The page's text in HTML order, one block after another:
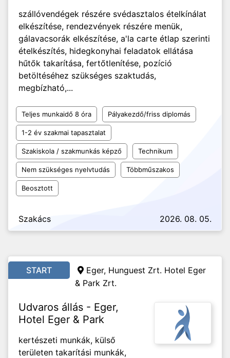
szállóvendégek részére svédasztalos ételkínálat
elkészítése, rendezvények részére menük,
gálavacsorák elkészítése, a'la carte étlap szerinti
ételkészítés, hidegkonyhai feladatok ellátása
hűtők takarítása, fertőtlenítése, pozíció
betöltéséhez szükséges szaktudás,
megbízható,...
Teljes munkaidő 8 óra Pályakezdő/friss diplomás
1-2 év szakmai tapasztalat
Szakiskola / szakmunkás képző Technikum
Nem szükséges nyelvtudás Többműszakos
Beosztott
Szakács 2026. 08. 05.
START
Eger, Hunguest Zrt. Hotel Eger
& Park Zrt.
Udvaros állás - Eger,
Hotel Eger & Park
kertészeti munkák, külső
területen takarítási munkák,